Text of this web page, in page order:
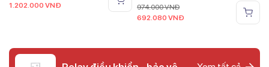
1.202.000 VNĐ 974.000VNĐ
692.080 VNĐ